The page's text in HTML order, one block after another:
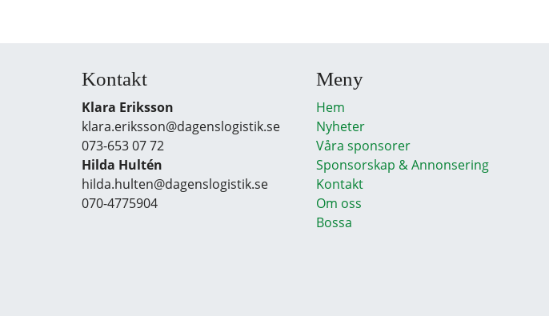
Kontakt
Klara Eriksson
klara.eriksson@dagenslogistik.se
073-653 07 72
Hilda Hultén
hilda.hulten@dagenslogistik.se
070-4775904
Meny
Hem
Nyheter
Våra sponsorer
Sponsorskap & Annonsering
Kontakt
Om oss
Bossa